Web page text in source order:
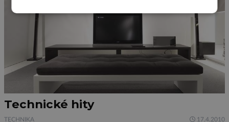
Technické hity
TECHNIKA 17.4.2010